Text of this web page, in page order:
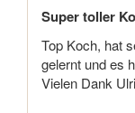
Super toller
Top Koch, hat
gelernt und es
Vielen Dank